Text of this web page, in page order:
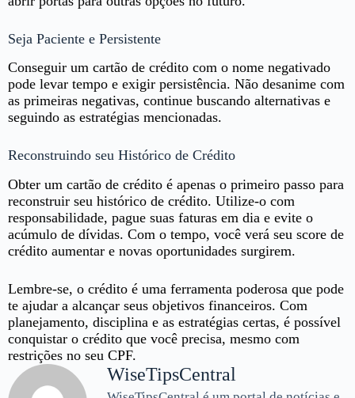
Seja Paciente e Persistente
Conseguir um cartão de crédito com o nome negativado
pode levar tempo e exigir persistência. Não desanime com
as primeiras negativas, continue buscando alternativas e
seguindo as estratégias mencionadas.
Reconstruindo seu Histórico de Crédito
Obter um cartão de crédito é apenas o primeiro passo para
reconstruir seu histórico de crédito. Utilize-o com
responsabilidade, pague suas faturas em dia e evite o
acúmulo de dívidas. Com o tempo, você verá seu score de
crédito aumentar e novas oportunidades surgirem.
Lembre-se, o crédito é uma ferramenta poderosa que pode
te ajudar a alcançar seus objetivos financeiros. Com
planejamento, disciplina e as estratégias certas, é possível
conquistar o crédito que você precisa, mesmo com
restrições no seu CPF.
WiseTipsCentral